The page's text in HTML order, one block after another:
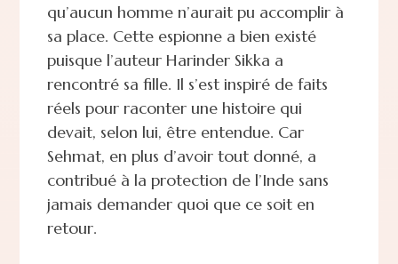
qu’aucun homme n’aurait pu accomplir à
sa place. Cette espionne a bien existé
puisque l’auteur Harinder Sikka a
rencontré sa fille. Il s’est inspiré de faits
réels pour raconter une histoire qui
devait, selon lui, être entendue. Car
Sehmat, en plus d’avoir tout donné, a
contribué à la protection de l’Inde sans
jamais demander quoi que ce soit en
retour.